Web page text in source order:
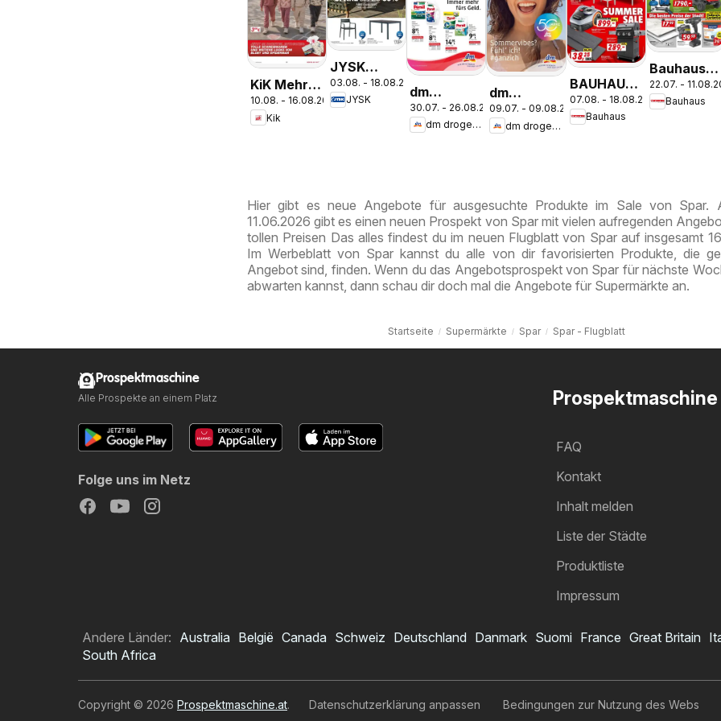
Spar Prospekt
Ich möchte den Prospekt abonnieren
KiK Mehr
Spaß in der
Schule
10.08. - 16.08.2026
Kik
JYSK
Garten
Abverkauf
03.08. - 18.08.2026
JYSK
dm
drogerie
markt
30.07. - 26.08.2026
dm drogerie markt
dm
drogerie
markt
09.07. - 09.08.2026
dm drogerie markt
BAUHAUS:
Flugblatt
07.08. - 18.08.2026
Bauhaus
Bauhaus
Pasching,
Wels,
22.07. -
Bauhaus
Hier gibt es neue Angebote für ausgesuchte Produkte im Sale von Spar.
11.06.2026 gibt es einen neuen Prospekt von Spar mit vielen aufregenden
tollen Preisen Das alles findest du im neuen Flugblatt von Spar auf insgesamt
Im Werbeblatt von Spar kannst du alle von dir favorisierten Produkte, die
Angebot sind, finden. Wenn du das Angebotsprospekt von Spar für nächste
abwarten kannst, dann schau dir doch mal die Angebote für Supermärkte an.
Startseite Supermärkte Spar Spar - Flugblatt
Prospektmaschine
FAQ
Kontakt
Inhalt melden
Liste der Städte
Produktliste
Impressum
Prospektmaschine
Alle Prospekte an einem Platz
Folge uns im Netz
Andere Länder: Australia België Canada Schweiz Deutschland Danmark Suomi France Great Britain
South Africa
Copyright © 2026 Prospektmaschine.at. Datenschutzerklärung anpassen Bedingungen zur Nutzung des Webs